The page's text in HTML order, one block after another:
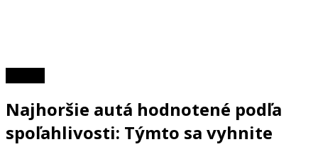
Najhoršie autá hodnotené podľa
spoľahlivosti: Týmto sa vyhnite